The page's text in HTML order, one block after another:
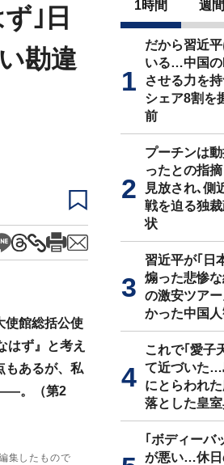
｣日
勘違
使館総括公使
はず』と考え
もあるが、私
――。（第2
集したもので
1時間 週間
だから習近
いる…中国の
させる力を
シェア8割を
前
プーチンは
ったとの指
見放され､側
戦を迫る独
状
習近平が｢日
煽った悲惨
の激安ツア
かった中国
これで｢愛子
て近づいた…
にとらわれ
落とした皇
｢ボディーバ
が悪い…休日